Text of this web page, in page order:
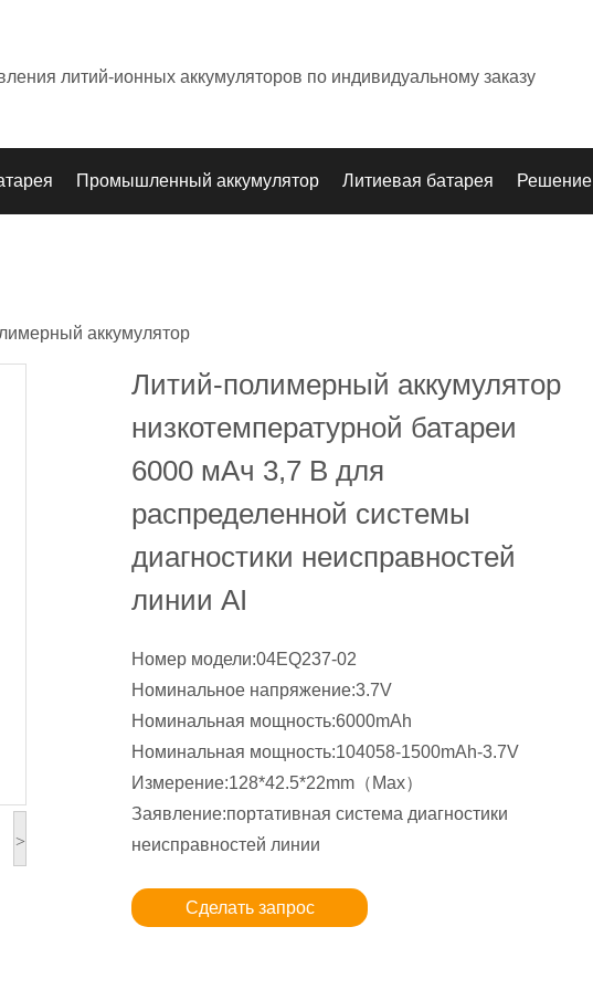
литий-ионных аккумуляторов по индивидуальному заказу
Промышленный аккумулятор Литиевая батарея Решение
аккумулятор
Литий-полимерный аккумулятор
низкотемпературной батареи
6000 мАч 3,7 В для
распределенной системы
диагностики неисправностей
линии AI
Номер модели:04EQ237-02
Номинальное напряжение:3.7V
Номинальная мощность:6000mAh
Номинальная мощность:104058-1500mAh-3.7V
Измерение:128*42.5*22mm（Max）
Заявление:портативная система диагностики
неисправностей линии
Сделать запрос
>